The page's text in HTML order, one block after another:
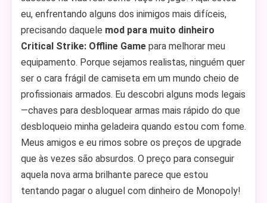
eu, enfrentando alguns dos inimigos mais difíceis,
precisando daquele mod para muito dinheiro
Critical Strike: Offline Game para melhorar meu
equipamento. Porque sejamos realistas, ninguém quer
ser o cara frágil de camiseta em um mundo cheio de
profissionais armados. Eu descobri alguns mods legais
—chaves para desbloquear armas mais rápido do que
desbloqueio minha geladeira quando estou com fome.
Meus amigos e eu rimos sobre os preços de upgrade
que às vezes são absurdos. O preço para conseguir
aquela nova arma brilhante parece que estou
tentando pagar o aluguel com dinheiro de Monopoly!